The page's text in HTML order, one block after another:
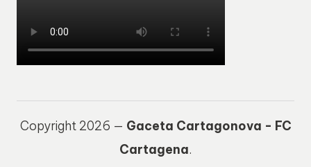
Copyright 2026 — Gaceta Cartagonova - FC
Cartagena.